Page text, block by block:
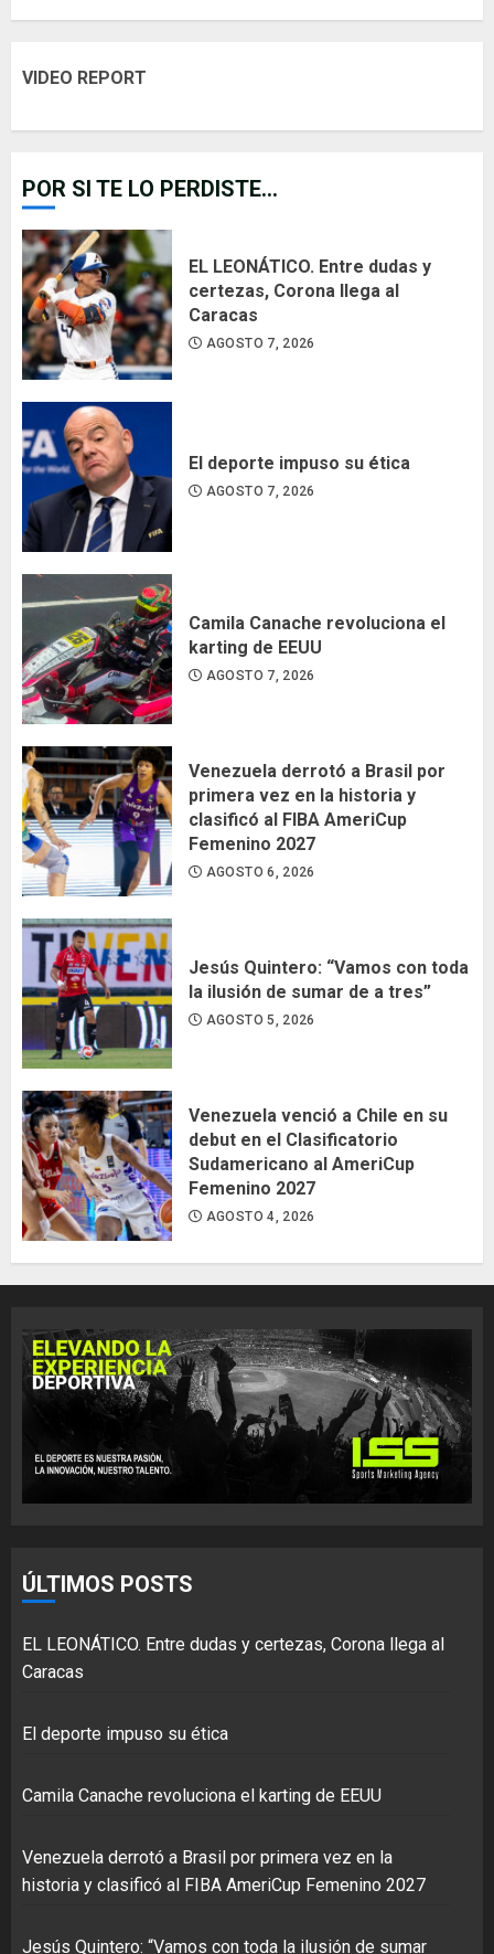
VIDEO REPORT
POR SI TE LO PERDISTE...
EL LEONÁTICO. Entre dudas y
certezas, Corona llega al
Caracas
AGOSTO 7, 2026
El deporte impuso su ética
AGOSTO 7, 2026
Camila Canache revoluciona el
karting de EEUU
AGOSTO 7, 2026
Venezuela derrotó a Brasil por
primera vez en la historia y
clasificó al FIBA AmeriCup
Femenino 2027
AGOSTO 6, 2026
Jesús Quintero: “Vamos con toda
la ilusión de sumar de a tres”
AGOSTO 5, 2026
Venezuela venció a Chile en su
debut en el Clasificatorio
Sudamericano al AmeriCup
Femenino 2027
AGOSTO 4, 2026
ÚLTIMOS POSTS
EL LEONÁTICO. Entre dudas y certezas, Corona llega al
Caracas
El deporte impuso su ética
Camila Canache revoluciona el karting de EEUU
Venezuela derrotó a Brasil por primera vez en la
historia y clasificó al FIBA AmeriCup Femenino 2027
Jesús Quintero: “Vamos con toda la ilusión de sumar